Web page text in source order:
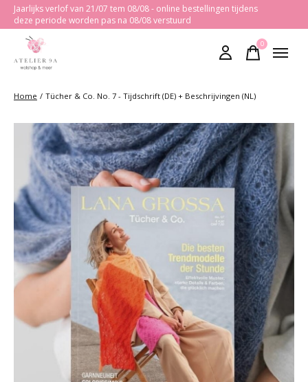
Jaarlijks verlof van 21/07 tem 08/08 - online bestellingen tijdens
deze periode worden pas na 08/08 verstuurd
0items
Home / Tücher & Co. No. 7 - Tijdschrift (DE) + Beschrijvingen (NL)
Slideshow Items